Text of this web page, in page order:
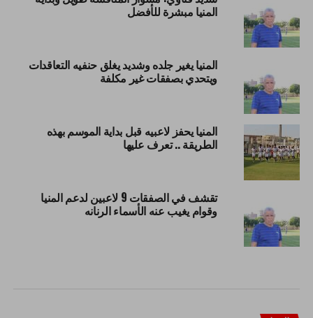
المنيا مبشرة للأفضل
المنيا يغير جلده وشديد يغلق حنفيه التعاقدات
ويتحدي بصفقات غير مكلفة
المنيا يحفز لاعبيه قبل بداية الموسم بهذه
الطريقة .. تعرف عليها
تقشف في الصفقات 9 لاعبين لدعم المنيا
وقوام يغيب عنه الأسماء الرنانه